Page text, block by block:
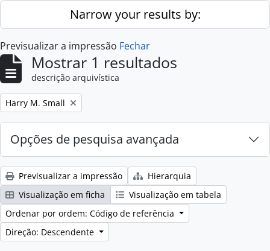
Skip to main contentNarrow your results by:
Previsualizar a impressão Fechar
Mostrar 1 resultados
descrição arquivística
Remove filter:
Harry M. Small
Opções de pesquisa avançada
Previsualizar a impressão
Hierarquia
Visualização em ficha
Visualização em tabela
Ordenar por ordem: Código de referência
Direção: Descendente